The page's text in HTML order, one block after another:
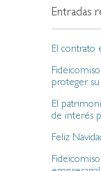
Entradas
El contrato
proteger
El
de interés
Feliz